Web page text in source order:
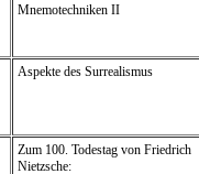
Mnemotechniken II
Aspekte des Surrealismus
Zum 100. Todestag von Friedrich
Nietzsche: